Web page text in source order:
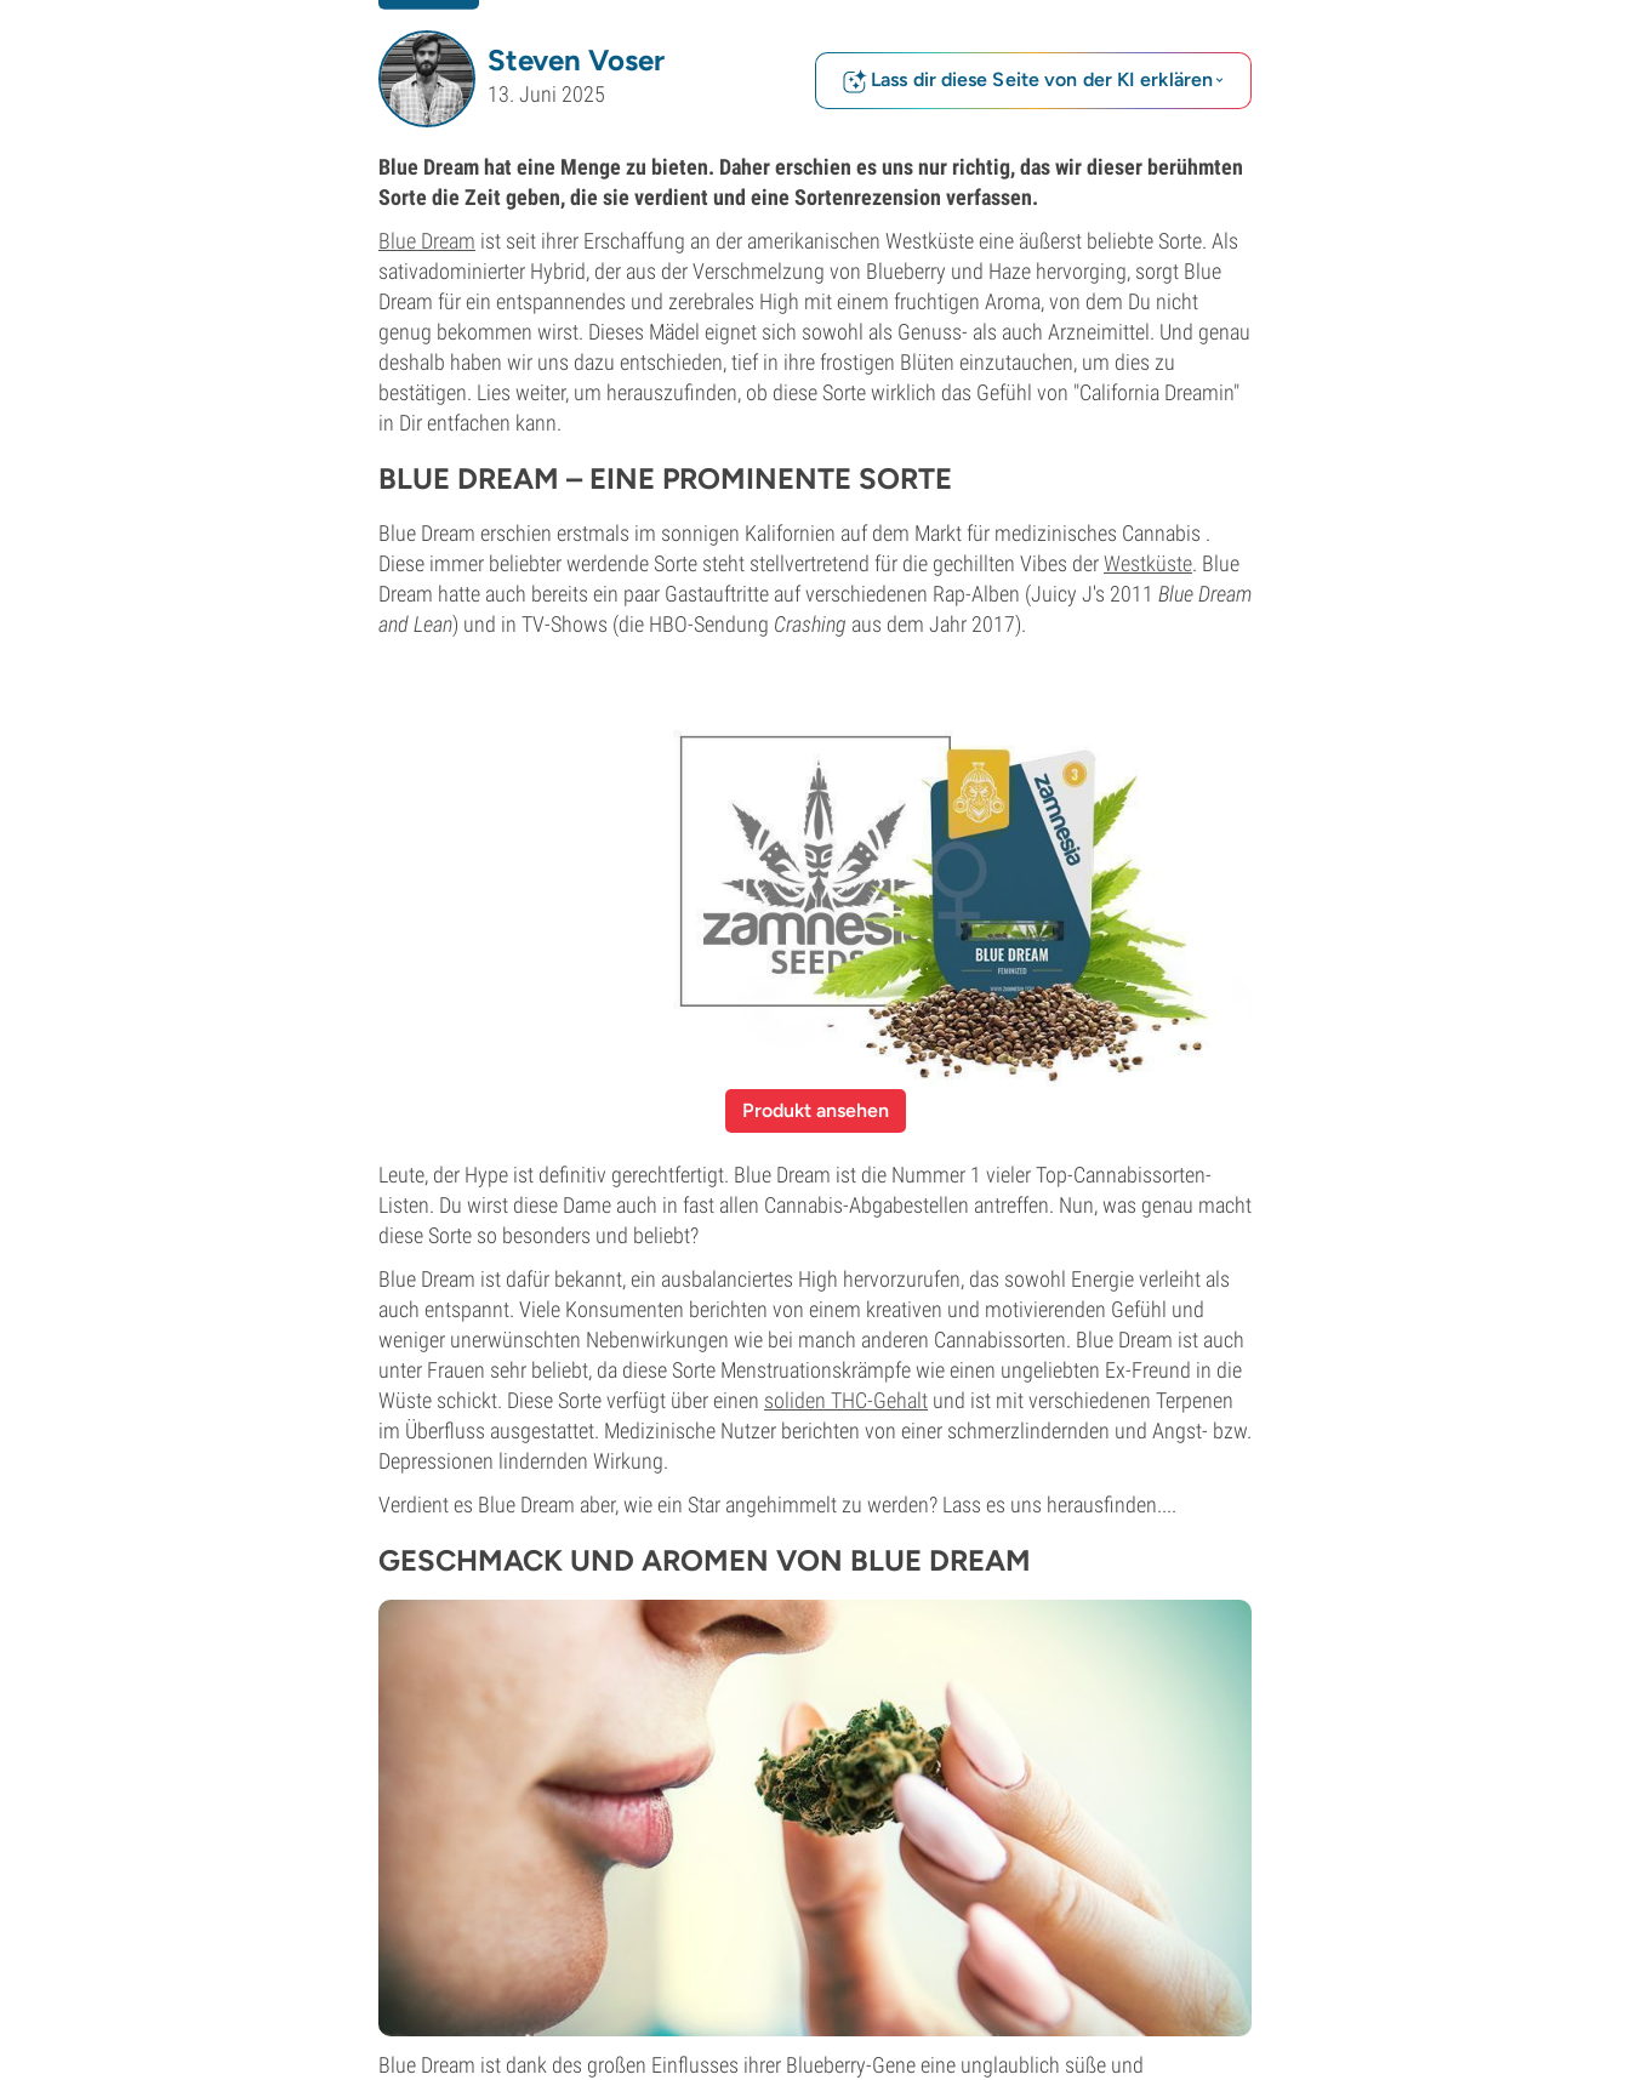
Steven Voser
13. Juni 2025
Lass dir diese Seite von der KI erklären
Blue Dream hat eine Menge zu bieten. Daher erschien es uns nur richtig, das wir dieser berühmten
Sorte die Zeit geben, die sie verdient und eine Sortenrezension verfassen.
Blue Dream ist seit ihrer Erschaffung an der amerikanischen Westküste eine äußerst beliebte Sorte. Als
sativadominierter Hybrid, der aus der Verschmelzung von Blueberry und Haze hervorging, sorgt Blue
Dream für ein entspannendes und zerebrales High mit einem fruchtigen Aroma, von dem Du nicht
genug bekommen wirst. Dieses Mädel eignet sich sowohl als Genuss- als auch Arzneimittel. Und genau
deshalb haben wir uns dazu entschieden, tief in ihre frostigen Blüten einzutauchen, um dies zu
bestätigen. Lies weiter, um herauszufinden, ob diese Sorte wirklich das Gefühl von "California Dreamin"
in Dir entfachen kann.
BLUE DREAM – EINE PROMINENTE SORTE
Blue Dream erschien erstmals im sonnigen Kalifornien auf dem Markt für medizinisches Cannabis .
Diese immer beliebter werdende Sorte steht stellvertretend für die gechillten Vibes derWestküste. Blue
Dream hatte auch bereits ein paar Gastauftritte auf verschiedenen Rap-Alben (Juicy J's 2011 Blue Dream
and Lean) und in TV-Shows (die HBO-Sendung Crashing aus dem Jahr 2017).
Produkt ansehen
Leute, der Hype ist definitiv gerechtfertigt. Blue Dream ist die Nummer 1 vieler Top-Cannabissorten-
Listen. Du wirst diese Dame auch in fast allen Cannabis-Abgabestellen antreffen. Nun, was genau macht
diese Sorte so besonders und beliebt?
Blue Dream ist dafür bekannt, ein ausbalanciertes High hervorzurufen, das sowohl Energie verleiht als
auch entspannt. Viele Konsumenten berichten von einem kreativen und motivierenden Gefühl und
weniger unerwünschten Nebenwirkungen wie bei manch anderen Cannabissorten. Blue Dream ist auch
unter Frauen sehr beliebt, da diese Sorte Menstruationskrämpfe wie einen ungeliebten Ex-Freund in die
Wüste schickt. Diese Sorte verfügt über einen soliden THC-Gehalt und ist mit verschiedenen Terpenen
im Überfluss ausgestattet. Medizinische Nutzer berichten von einer schmerzlindernden und Angst- bzw.
Depressionen lindernden Wirkung.
Verdient es Blue Dream aber, wie ein Star angehimmelt zu werden? Lass es uns herausfinden....
GESCHMACK UND AROMEN VON BLUE DREAM
Blue Dream ist dank des großen Einflusses ihrer Blueberry-Gene eine unglaublich süße und